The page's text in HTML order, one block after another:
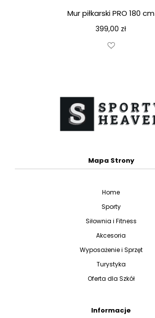
Mur piłkarski PRO 180 cm
399,00 zł
Mapa Strony
Home
Sporty
Siłownia i Fitness
Akcesoria
Wyposażenie i Sprzęt
Turystyka
Oferta dla Szkół
Informacje